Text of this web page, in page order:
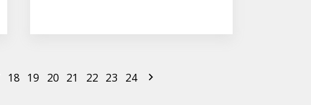
18 19 20 21 22 23 24